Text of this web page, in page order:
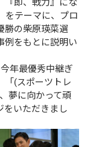
『即、戦力』にな
をテーマに、プロ
勝の柴原瑛菜選
例をもとに説明い
年最優秀中継ぎ
「(スポーツトレ
夢に向かって頑
をいただきまし